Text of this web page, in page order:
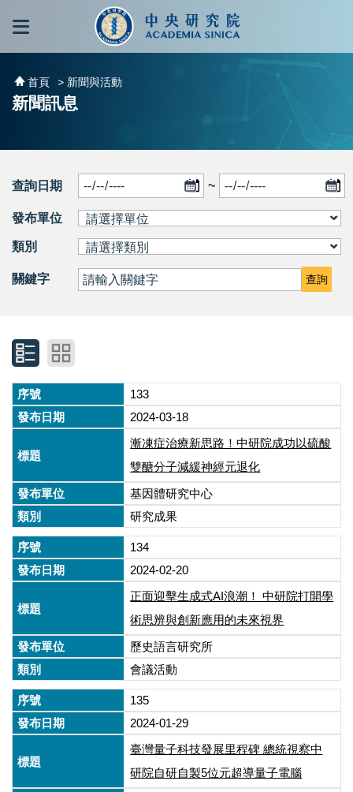
跳到主要內容區塊
首頁 > 新聞與活動
新聞訊息
查詢日期 ~
發布單位
類別
關鍵字 查詢
133
2024-03-18
漸凍症治療新思路！中研院成功以硫酸
雙醣分子減緩神經元退化
基因體研究中心
研究成果
134
2024-02-20
正面迎擊生成式AI浪潮！ 中研院打開學
術思辨與創新應用的未來視界
歷史語言研究所
會議活動
135
2024-01-29
臺灣量子科技發展里程碑 總統視察中
研院自研自製5位元超導量子電腦